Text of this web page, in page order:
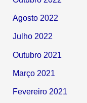
Agosto 2022
Julho 2022
Outubro 2021
Março 2021
Fevereiro 2021